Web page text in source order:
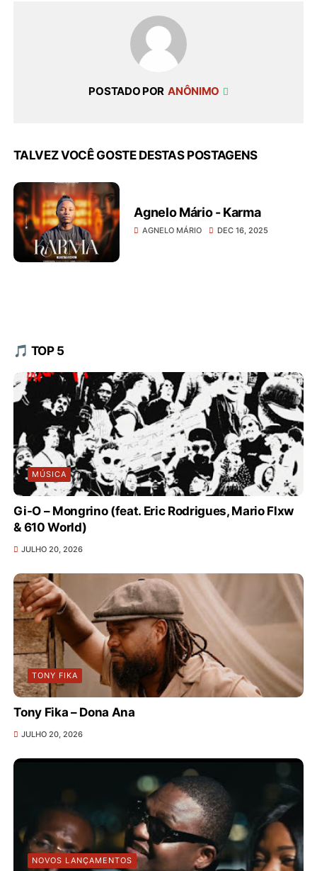
POSTADO POR ANÔNIMO
TALVEZ VOCÊ GOSTE DESTAS POSTAGENS
Agnelo Mário - Karma
AGNELO MÁRIO DEC 16, 2025
🎵 TOP 5
MÚSICA
Gi-O – Mongrino (feat. Eric Rodrigues, Mario Flxw
& 610 World)
JULHO 20, 2026
TONY FIKA
Tony Fika – Dona Ana
JULHO 20, 2026
NOVOS LANÇAMENTOS